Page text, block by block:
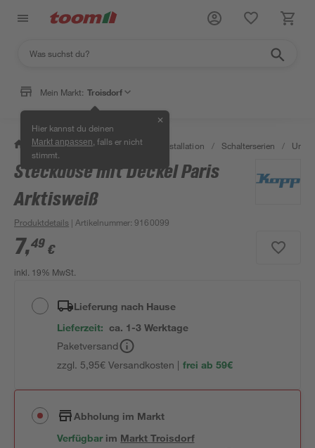
Mein Markt: Troisdorf
Hier kannst du deinen
Markt anpassen , falls er nicht
stimmt.
✕
/ Bauen & Renovieren / Elektroinstallation / Schalterserien /
Steckdose mit Deckel Paris
Arktisweiß
Produktdetails | Artikelnummer:9160099
7,49 €
inkl. 19% MwSt.
Lieferung nach Hause
Lieferzeit: ca. 1-3 Werktage
Paketversand
zzgl. 5,95€ Versandkosten | frei ab 59€
Abholung im Markt
Verfügbar im MarktTroisdorf